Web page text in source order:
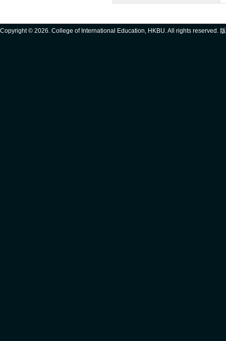
Copyright © 2026. College of International Education, HKBU. All rights reserved.